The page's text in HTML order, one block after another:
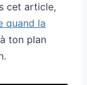
cet article,
quand la
ton plan